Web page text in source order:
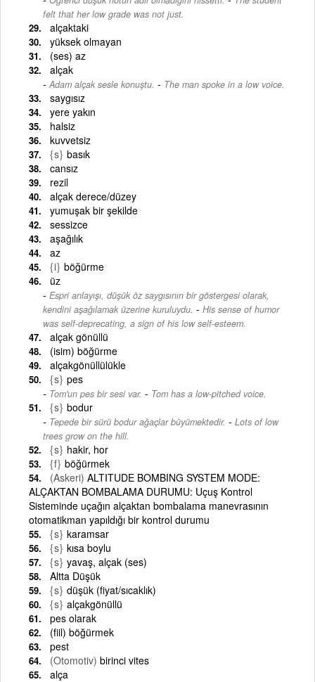
felt that her low grade was not just.
alçaktaki
yüksek olmayan
(ses) az
alçak
Adam alçak sesle konuştu. - The man spoke in a low voice.
saygısız
yere yakın
halsiz
kuvvetsiz
{s} basık
cansız
rezil
alçak derece/düzey
yumuşak bir şekilde
sessizce
aşağılık
az
{i} böğürme
üz
Espri anlayışı, düşük öz saygısının bir göstergesi olarak,
kendini aşağılamak üzerine kuruluydu. - His sense of humor
was self-deprecating, a sign of his low self-esteem.
alçak gönüllü
(isim) böğürme
alçakgönüllülükle
{s} pes
Tom'un pes bir sesi var. - Tom has a low-pitched voice.
{s} bodur
Tepede bir sürü bodur ağaçlar büyümektedir. - Lots of low
trees grow on the hill.
{s} hakir, hor
{f} böğürmek
(Askeri) ALTITUDE BOMBING SYSTEM MODE:
ALÇAKTAN BOMBALAMA DURUMU: Uçuş Kontrol
Sisteminde uçağın alçaktan bombalama manevrasının
otomatikman yapıldığı bir kontrol durumu
{s} karamsar
{s} kısa boylu
{s} yavaş, alçak (ses)
Altta Düşük
{s} düşük (fiyat/sıcaklık)
{s} alçakgönüllü
pes olarak
(fiil) böğürmek
pest
(Otomotiv) birinci vites
alça